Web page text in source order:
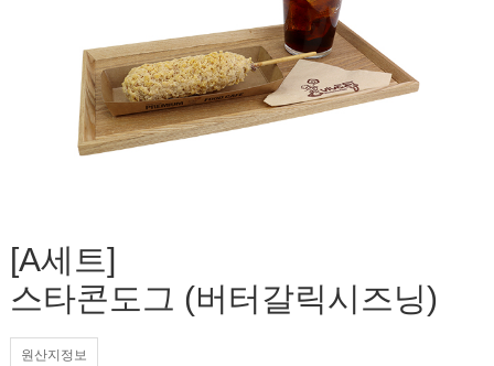
[A세트]
스타콘도그 (버터갈릭시즈닝)
원산지정보